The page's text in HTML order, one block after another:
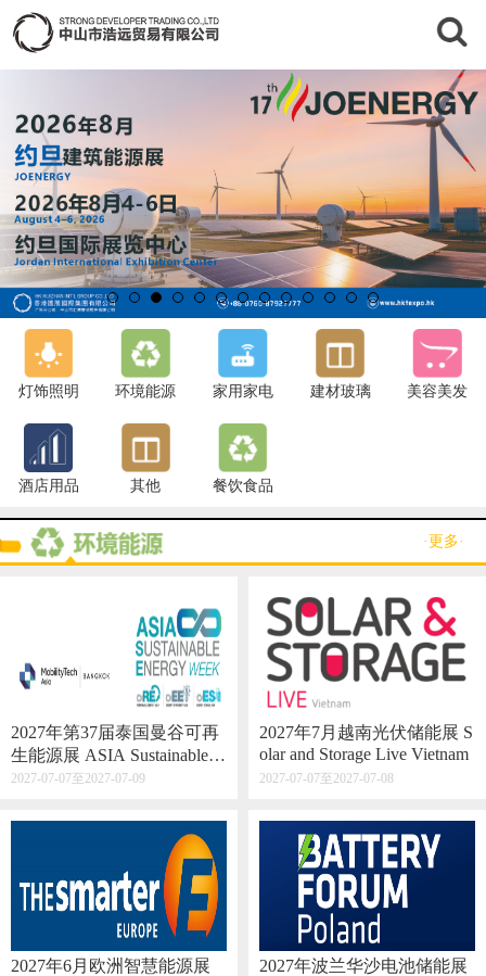
灯饰照明 环境能源 家用家电 建材玻璃 美容美发
酒店用品 其他 餐饮食品
·更多·
2027年第37届泰国曼谷可再
生能源展 ASIA Sustainable E
nergy Week
2027-07-07至2027-07-09
2027年7月越南光伏储能展 S
olar and Storage Live Vietnam
2027-07-07至2027-07-08
2027年6月欧洲智慧能源展
2027年波兰华沙电池储能展